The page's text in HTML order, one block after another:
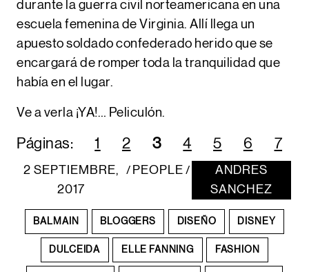
durante la guerra civil norteamericana en una
escuela femenina de Virginia. Allí llega un
apuesto soldado confederado herido que se
encargará de romper toda la tranquilidad que
había en el lugar.
Ve a verla ¡YA!… Peliculón.
Páginas: 1 2 3 4 5 6 7
2 SEPTIEMBRE,
2017
/ PEOPLE /
ANDRES
SANCHEZ
BALMAIN BLOGGERS DISEÑO DISNEY
DULCEIDA ELLE FANNING FASHION